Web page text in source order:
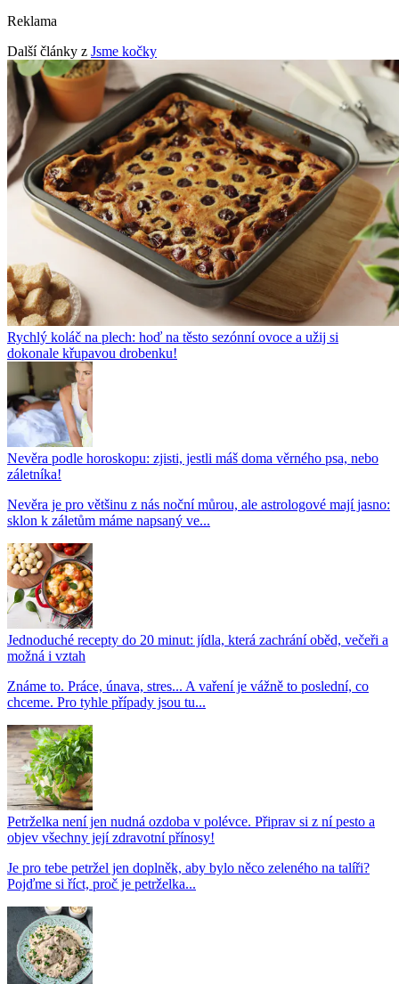
Reklama
Další články z Jsme kočky
Rychlý koláč na plech: hoď na těsto sezónní ovoce a užij si
dokonale křupavou drobenku!
Nevěra podle horoskopu: zjisti, jestli máš doma věrného psa, nebo
záletníka!
Nevěra je pro většinu z nás noční můrou, ale astrologové mají jasno:
sklon k záletům máme napsaný ve...
Jednoduché recepty do 20 minut: jídla, která zachrání oběd, večeři a
možná i vztah
Známe to. Práce, únava, stres... A vaření je vážně to poslední, co
chceme. Pro tyhle případy jsou tu...
Petrželka není jen nudná ozdoba v polévce. Připrav si z ní pesto a
objev všechny její zdravotní přínosy!
Je pro tebe petržel jen doplněk, aby bylo něco zeleného na talíři?
Pojďme si říct, proč je petrželka...